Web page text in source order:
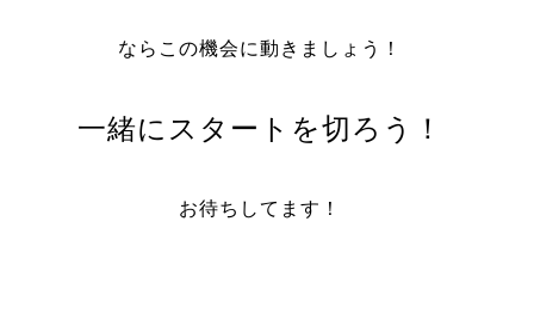
ならこの機会に動きましょう！
一緒にスタートを切ろう！
お待ちしてます！